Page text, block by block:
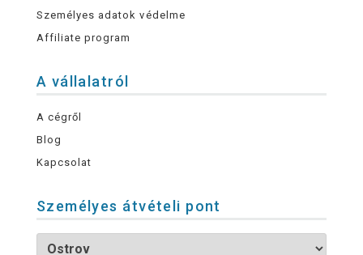
Személyes adatok védelme
Affiliate program
A vállalatról
A cégről
Blog
Kapcsolat
Személyes átvételi pont